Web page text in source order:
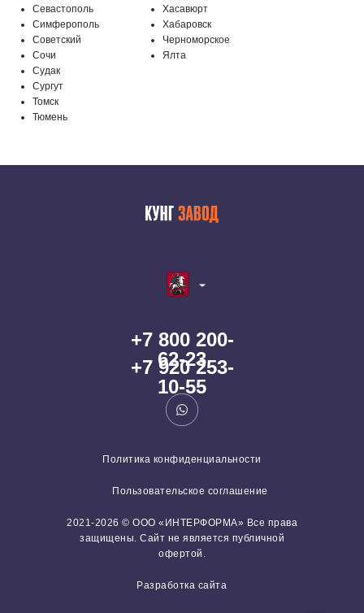
Севастополь
Симферополь
Советский
Сочи
Судак
Сургут
Томск
Тюмень
Хасавюрт
Хабаровск
Черноморское
Ялта
+7 800 200-
62-23
+7 920 253-
10-55
Политика конфиденциальности
Пользовательское соглашение
2021-2026 © ООО «ИНТЕРФОРМА» Все права
защищены. Сайт не является публичной
офертой.
Разработка сайта